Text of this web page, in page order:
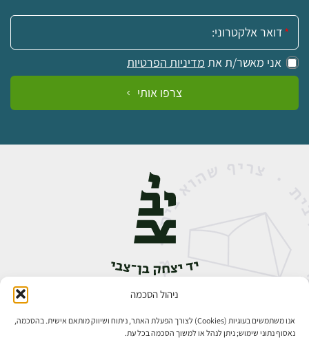
ניהול הסכמה
אנו משתמשים בעוגיות (Cookies) לצורך הפעלת האתר, ניתוח ושיווק מותאם אישית. בהסכמה,
נאסוף נתוני שימוש; ניתן לנהל או למשוך הסכמה בכל עת.
אימייל:
אני מאשר/ת את מדיניות הפרטיות
צרפו אותי
אבן גבירול 14, רחביה, ירושלים